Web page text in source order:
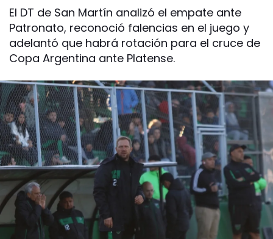
El DT de San Martín analizó el empate ante
Patronato, reconoció falencias en el juego y
adelantó que habrá rotación para el cruce de
Copa Argentina ante Platense.